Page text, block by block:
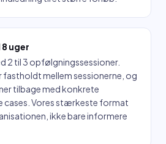
uger
2 til 3 opfølgningssessioner.
fastholdt mellem sessionerne, og
tilbage med konkrete
cases. Vores stærkeste format
ikke bare informere